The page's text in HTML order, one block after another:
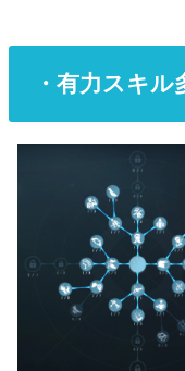
・有力スキル